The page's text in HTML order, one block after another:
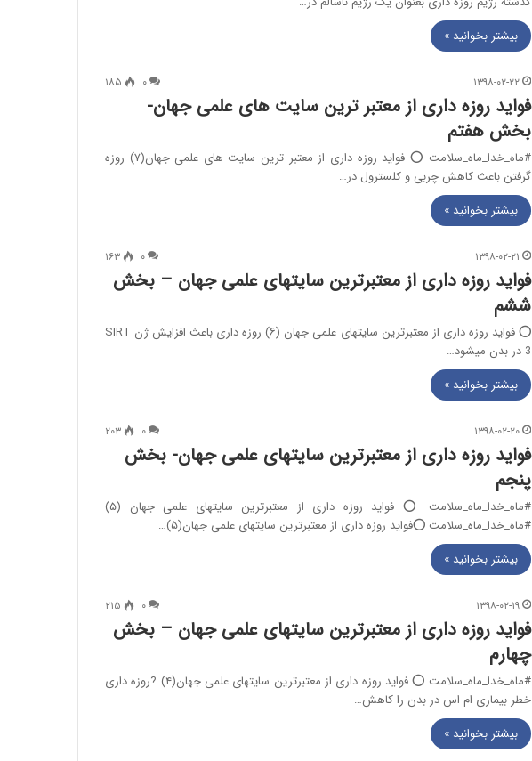
بیشتر بخوانید »
۱۳۹۸-۰۲-۲۲ ۰ ۱۸۵
فواید روزه داری از معتبر ترین سایت های علمی جهان-
بخش هفتم
#ماه_خدا_ماه_سلامت ⭕ فواید روزه داری از معتبر ترین سایت های علمی جهان(۷) روزه
گرفتن باعث کاهش چربی و کلسترول در…
بیشتر بخوانید »
۱۳۹۸-۰۲-۲۱ ۰ ۱۶۳
فواید روزه داری از معتبرترین سایتهای علمی جهان – بخش
ششم
⭕ فواید روزه داری از معتبرترین سایتهای علمی جهان (۶) روزه داری باعث افزایش ژن SIRT
3 در بدن میشود…
بیشتر بخوانید »
۱۳۹۸-۰۲-۲۰ ۰ ۲۰۳
فواید روزه داری از معتبرترین سایتهای علمی جهان- بخش
پنجم
#ماه_خدا_ماه_سلامت ⭕ فواید روزه داری از معتبرترین سایتهای علمی جهان (۵)
#ماه_خدا_ماه_سلامت ⭕فواید روزه داری از معتبرترین سایتهای علمی جهان(۵)…
بیشتر بخوانید »
۱۳۹۸-۰۲-۱۹ ۰ ۲۱۵
فواید روزه داری از معتبرترین سایتهای علمی جهان – بخش
چهارم
#ماه_خدا_ماه_سلامت ⭕ فواید روزه داری از معتبرترین سایتهای علمی جهان(۴) ?روزه داری
خطر بیماری ام اس در بدن را کاهش…
بیشتر بخوانید »